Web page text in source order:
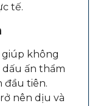
tế.
giúp không
dấu ấn thẩm
đầu tiên.
nên dịu và